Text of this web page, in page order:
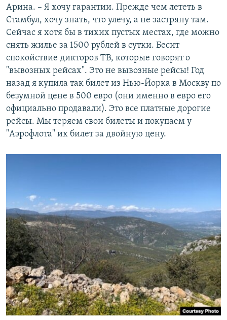
Арина. – Я хочу гарантии. Прежде чем лететь в
Стамбул, хочу знать, что улечу, а не застряну там.
Сейчас я хотя бы в тихих пустых местах, где можно
снять жилье за 1500 рублей в сутки. Бесит
спокойствие дикторов ТВ, которые говорят о
"вывозных рейсах". Это не вывозные рейсы! Год
назад я купила так билет из Нью-Йорка в Москву по
безумной цене в 500 евро (они именно в евро его
официально продавали). Это все платные дорогие
рейсы. Мы теряем свои билеты и покупаем у
"Аэрофлота" их билет за двойную цену.